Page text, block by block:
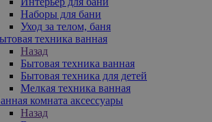
Наборы для бани
Уход за телом, баня
техника ванная
Назад
Бытовая техника ванная
Бытовая техника для детей
Мелкая техника ванная
комната аксессуары
Назад